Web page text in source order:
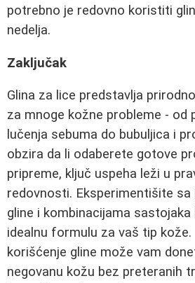
potrebno je redovno koristiti
nedelja.
Zaključak
Glina za lice predstavlja
za mnoge kožne probleme - od
lučenja sebuma do bubuljica i
obzira da li odaberete gotove
pripreme, ključ uspeha leži u
redovnosti. Eksperimentišite
gline i kombinacijama
idealnu formulu za vaš tip
korišćenje gline može vam
negovanu kožu bez preteranih